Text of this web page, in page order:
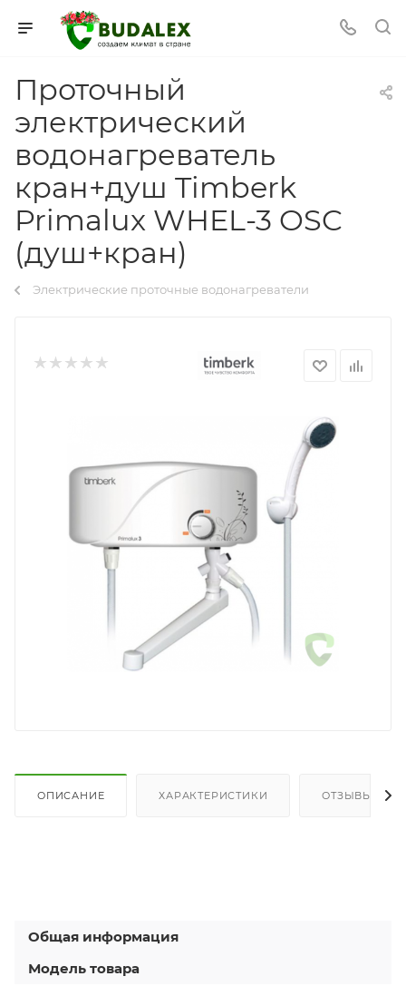
Проточный
электрический
водонагреватель
кран+душ Timberk
Primalux WHEL-3 OSC
(душ+кран)
Электрические проточные водонагреватели
ОПИСАНИЕ ХАРАКТЕРИСТИКИ ОТЗЫВЫ
Общая информация
Модель товара